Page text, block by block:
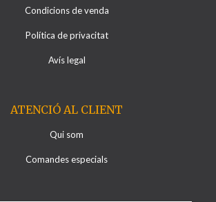
Condicions de venda
Política de privacitat
Avís legal
ATENCIÓ AL CLIENT
Qui som
Comandes especials